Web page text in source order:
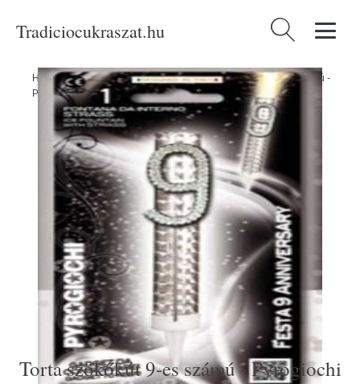
Tradiciocukraszat.hu Keresés:
Home /Produkty/Cukrászati eszközök/Torta szökőkút 9-es számú -
Pyrogiochi
Torta szökőkút 9-es számú - Pyrogiochi